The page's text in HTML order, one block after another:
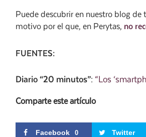
Puede descubrir en nuestro blog de
motivo por el que, en Perytas, no
FUENTES:
Diario “20 minutos”: “Los
Comparte este artículo
Facebook 0 Twitter